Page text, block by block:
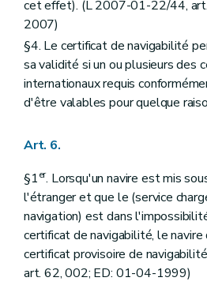
cet effet). (L 2007-01-22/44,
2007)
§4. Le certificat de navigabilité
sa validité si un ou plusieurs des
internationaux requis
d'être valables pour quelque
Art. 6.
§1er. Lorsqu'un navire est mis
l'étranger et que le (service
navigation) est dans
certificat de navigabilité, le
certificat provisoire de
art. 62, 002; ED: 01-04-1999)